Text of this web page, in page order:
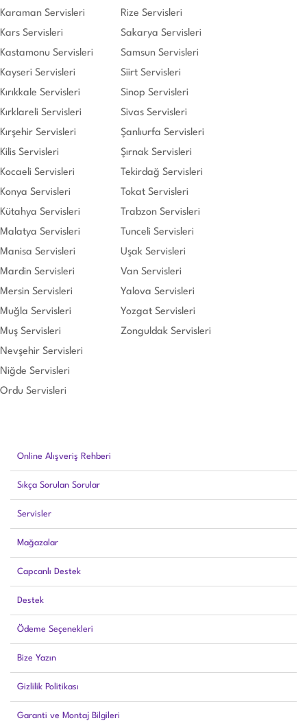
Online Alışveriş Rehberi
Sıkça Sorulan Sorular
Servisler
Mağazalar
Capcanlı Destek
Destek
Ödeme Seçenekleri
Bize Yazın
Gizlilik Politikası
Garanti ve Montaj Bilgileri
Karaman Servisleri
Kars Servisleri
Kastamonu Servisleri
Kayseri Servisleri
Kırıkkale Servisleri
Kırklareli Servisleri
Kırşehir Servisleri
Kilis Servisleri
Kocaeli Servisleri
Konya Servisleri
Kütahya Servisleri
Malatya Servisleri
Manisa Servisleri
Mardin Servisleri
Mersin Servisleri
Muğla Servisleri
Muş Servisleri
Nevşehir Servisleri
Niğde Servisleri
Ordu Servisleri
Rize Servisleri
Sakarya Servisleri
Samsun Servisleri
Siirt Servisleri
Sinop Servisleri
Sivas Servisleri
Şanlıurfa Servisleri
Şırnak Servisleri
Tekirdağ Servisleri
Tokat Servisleri
Trabzon Servisleri
Tunceli Servisleri
Uşak Servisleri
Van Servisleri
Yalova Servisleri
Yozgat Servisleri
Zonguldak Servisleri